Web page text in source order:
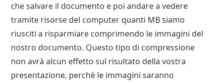
che salvare il documento e poi andare a vedere
tramite risorse del computer quanti MB siamo
riusciti a risparmiare comprimendo le immagini del
nostro documento. Questo tipo di compressione
non avrà alcun effetto sul risultato della vostra
presentazione, perchè le immagini saranno